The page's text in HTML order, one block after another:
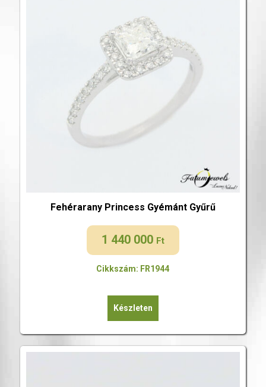
Fehérarany Princess Gyémánt Gyűrű
1 440 000 Ft
Cikkszám: FR1944
Készleten